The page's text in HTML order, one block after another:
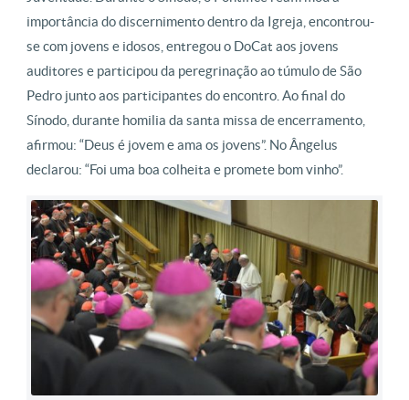
importância do discernimento dentro da Igreja, encontrou-
se com jovens e idosos, entregou o DoCat aos jovens
auditores e participou da peregrinação ao túmulo de São
Pedro junto aos participantes do encontro. Ao final do
Sínodo, durante homilia da santa missa de encerramento,
afirmou: “Deus é jovem e ama os jovens”. No Ângelus
declarou: “Foi uma boa colheita e promete bom vinho”.